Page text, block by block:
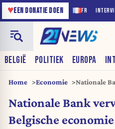
FR
♥EEN DONATIE DOEN
BELGIË POLITIEK EUROPA
Home Economie
Nationale
Nationale Bank
Belgische